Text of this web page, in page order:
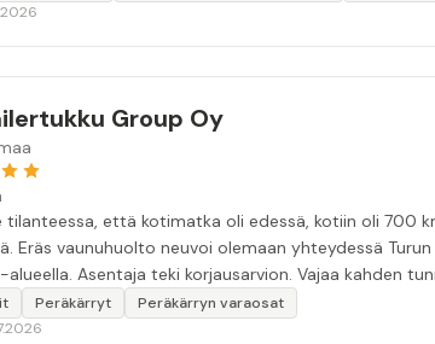
Group Oy
tilanteessa, että kotimatka oli edessä, kotiin oli 700
Eräs vaunuhuolto neuvoi olemaan yhteydessä
alueella. Asentaja teki korjausarvion. Vajaa kahden
Kiitoksia erinomaisen hyvästä palvelusta
Peräkärryt
Peräkärryn varaosat